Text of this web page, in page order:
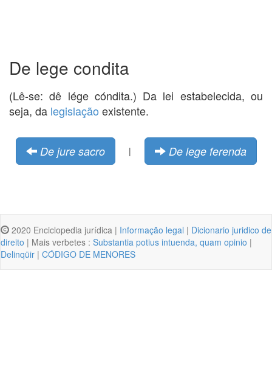
De lege condita
(Lê-se: dê lége cóndita.) Da lei estabelecida, ou
seja, da legislação existente.
De jure sacro | De lege ferenda
2020 Enciclopedia jurídica | Informação legal | Dicionario juridico de
direito | Mais verbetes : Substantia potius intuenda, quam opinio |
Delinqüir | CÓDIGO DE MENORES